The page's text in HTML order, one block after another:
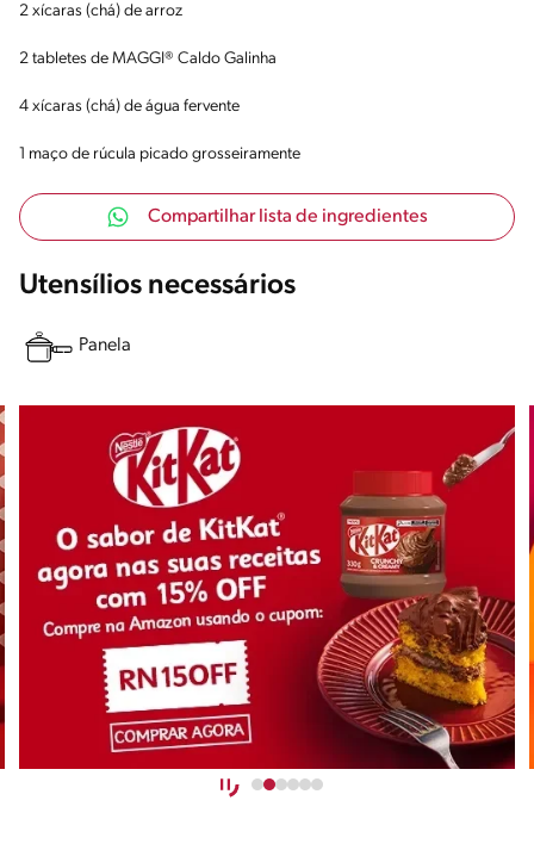
2 xícaras (chá) de arroz
2 tabletes de MAGGI® Caldo Galinha
4 xícaras (chá) de água fervente
1 maço de rúcula picado grosseiramente
Compartilhar lista de ingredientes
Utensílios necessários
Panela